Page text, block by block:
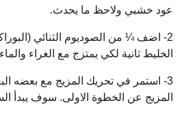
عود خشبي ولاحظ ما يحدث.
2- اضف ¼ من الصوديوم الثنائي
الخليط ثانية لكي يمتزج مع الغراء والماء
3- استمر في تحريك المزيج مع بعضه
المزيج عن الخطوة الاولى. سوف يبدأ